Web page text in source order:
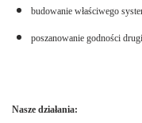
budowanie właściwego
poszanowanie godności
Nasze działania: